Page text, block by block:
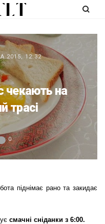
2015, 12:32
чекають на
трасі
0
піднімає рано та закидає
смачні сніданки з 6:00.